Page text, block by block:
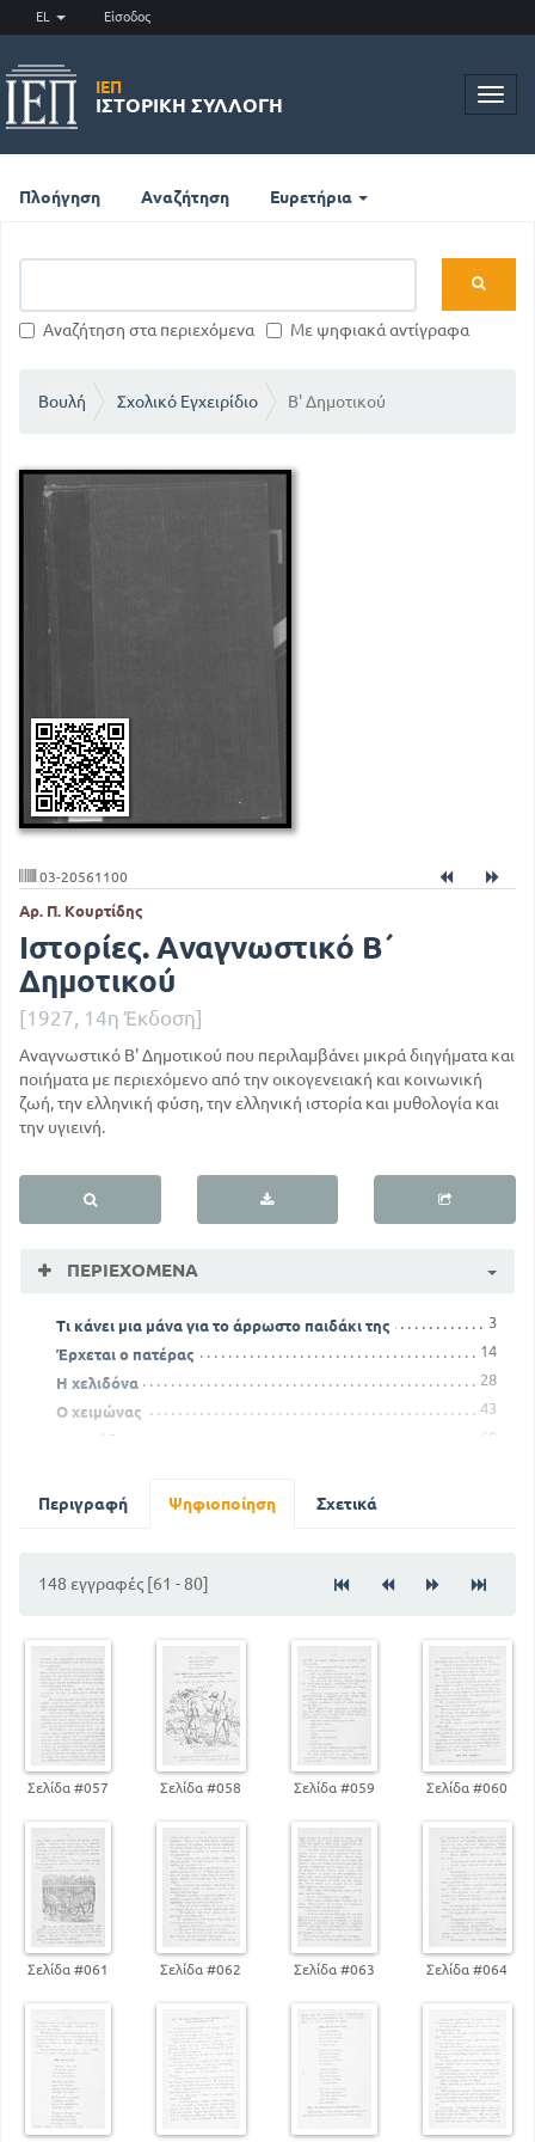
EL Είσοδος
ΙΕΠ
ΙΣΤΟΡΙΚΉ ΣΥΛΛΟΓΉ
Πλοήγηση Αναζήτηση Ευρετήρια
Αναζήτηση στα περιεχόμενα Με ψηφιακά αντίγραφα
Βουλή Σχολικό Εγχειρίδιο Β' Δημοτικού
03-20561100
Αρ. Π. Κουρτίδης
Ιστορίες. Αναγνωστικό Β΄
Δημοτικού
[1927, 14η Έκδοση]
Αναγνωστικό Β' Δημοτικού που περιλαμβάνει μικρά διηγήματα και
ποιήματα με περιεχόμενο από την οικογενειακή και κοινωνική
ζωή, την ελληνική φύση, την ελληνική ιστορία και μυθολογία και
την υγιεινή.
ΠΕΡΙΕΧΌΜΕΝΑ
Τι κάνει μια μάνα για το άρρωστο παιδάκι της
3
Έρχεται ο πατέρας
14
Η χελιδόνα
28
Ο χειμώνας
43
Το πρόβατο
60
Ο Μάης
Πόσο αξίζει η υγεία
119
Η Κυριακή
140
Περιγραφή Ψηφιοποίηση Σχετικά
148 εγγραφές [61 - 80]
Σελίδα #057 Σελίδα #058 Σελίδα #059 Σελίδα #060
Σελίδα #061 Σελίδα #062 Σελίδα #063 Σελίδα #064